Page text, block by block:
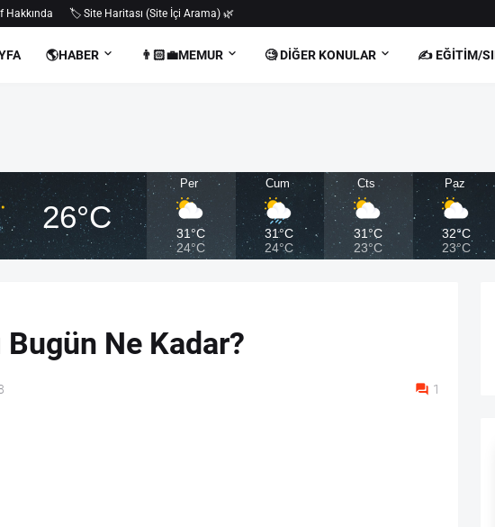
Hakkında 🏷️ Site Haritası (Site İçi Arama) 🌿
🌎HABER 👨🏻‍💼MEMUR 🧐 DIĞER KONULAR ✍️ EĞITIM/
26°C
Per
31°C
24°C
Cum
31°C
24°C
Cts
31°C
23°C
Paz
32°C
23°C
Bugün Ne Kadar?
1